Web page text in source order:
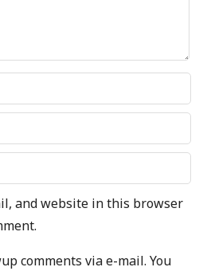
and website in this browser
comments via e-mail. You